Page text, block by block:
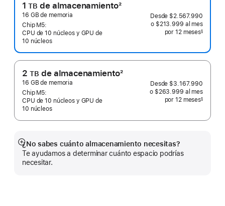
1TB de almacenamiento
Nota
a
pie
página
2
16 GB de memoria
Chip M5:
CPU de 10 núcleos y GPU de
10 núcleos
Desde $2.567.990
o $213.999 al mes
por 12 mesesmeses
Nota a pie de página
§
2TB de almacenamiento
Nota
a
pie
2
16 GB de memoria
Chip M5:
CPU de 10 núcleos y GPU de
10 núcleos
Desde $3.167.990
o $263.999 al mes
por 12 mesesmeses
Nota a pie de página
§
¿No sabes cuánto almacenamiento necesitas?
Te ayudamos a determinar cuánto espacio podrías
necesitar.
Mostrar
más